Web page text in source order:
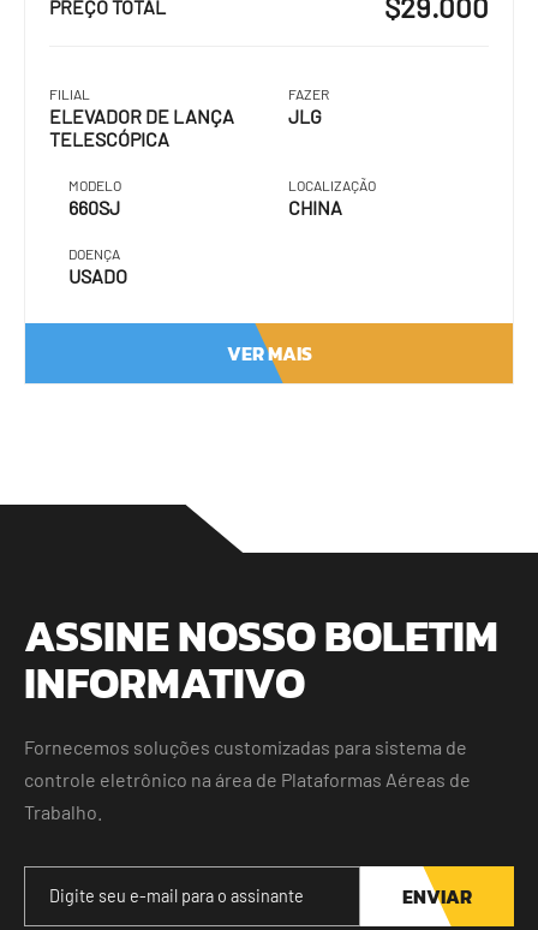
PREÇO TOTAL
FILIAL
ELEVADOR DE LANÇA
TELESCÓPICA
FAZER
JLG
MODELO
660SJ
LOCALIZAÇÃO
CHINA
DOENÇA
USADO
VER MAIS
ASSINE NOSSO BOLETIM
INFORMATIVO
Fornecemos soluções customizadas para sistema de
controle eletrônico na área de Plataformas Aéreas de
Trabalho.
ENVIAR